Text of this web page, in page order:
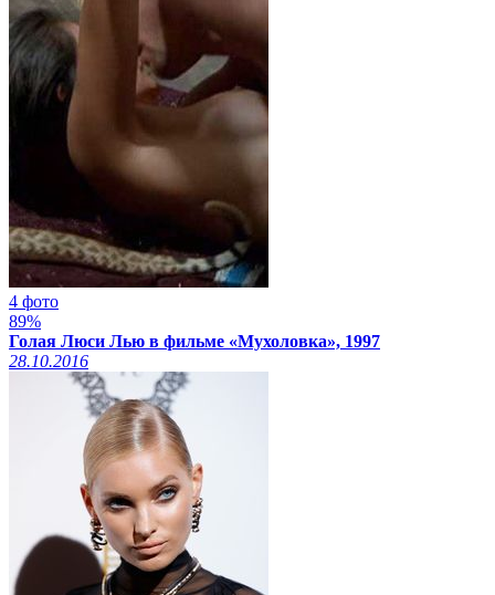
4 фото
89%
Голая Люси Лью в фильме «Мухоловка», 1997
28.10.2016